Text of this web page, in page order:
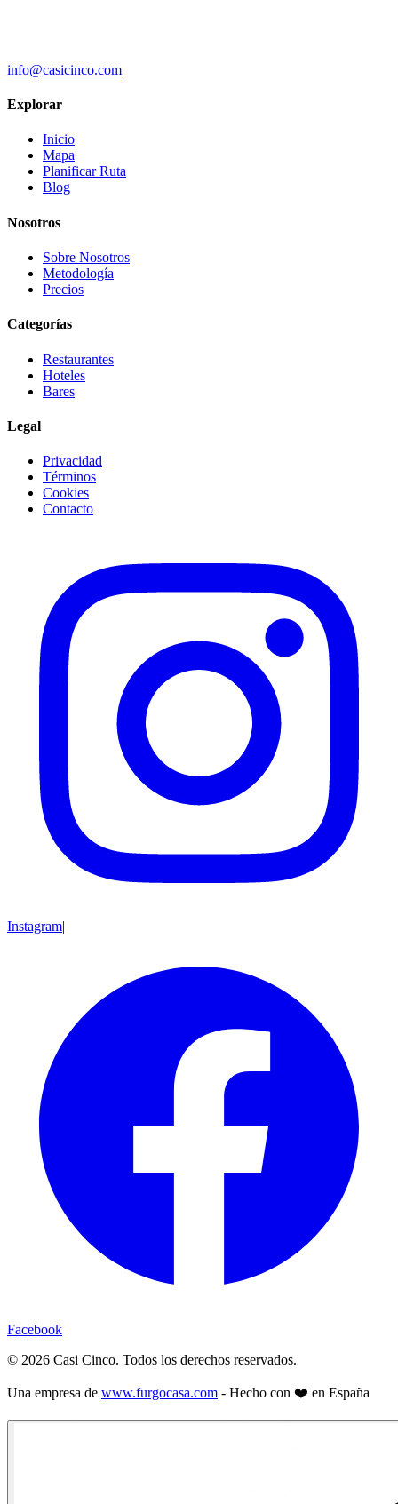
info@casicinco.com
Explorar
Inicio
Mapa
Planificar Ruta
Blog
Nosotros
Sobre Nosotros
Metodología
Precios
Categorías
Restaurantes
Hoteles
Bares
Legal
Privacidad
Términos
Cookies
Contacto
Instagram|
Facebook
© 2026 Casi Cinco. Todos los derechos reservados.
Una empresa de www.furgocasa.com - Hecho con ❤️ en España